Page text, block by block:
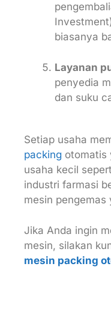
biasanya
Layanan
penyedia
dan suku
Setiap usaha
packing otomatis
usaha kecil
industri farmasi
mesin pengemas
Jika Anda ingin
mesin, silakan
mesin packing